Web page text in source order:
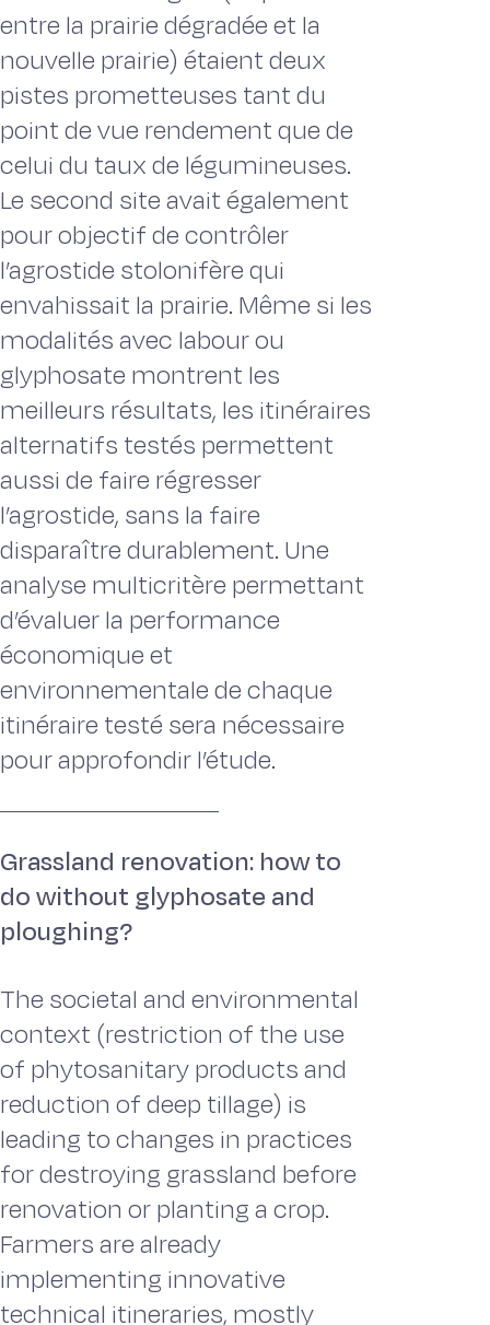
entre la prairie dégradée et la
nouvelle prairie) étaient deux
pistes prometteuses tant du
point de vue rendement que de
celui du taux de légumineuses.
Le second site avait également
pour objectif de contrôler
l’agrostide stolonifère qui
envahissait la prairie. Même si les
modalités avec labour ou
glyphosate montrent les
meilleurs résultats, les itinéraires
alternatifs testés permettent
aussi de faire régresser
l’agrostide, sans la faire
disparaître durablement. Une
analyse multicritère permettant
d’évaluer la performance
économique et
environnementale de chaque
itinéraire testé sera nécessaire
pour approfondir l’étude.
Grassland renovation: how to
do without glyphosate and
ploughing?
The societal and environmental
context (restriction of the use
of phytosanitary products and
reduction of deep tillage) is
leading to changes in practices
for destroying grassland before
renovation or planting a crop.
Farmers are already
implementing innovative
technical itineraries, mostly